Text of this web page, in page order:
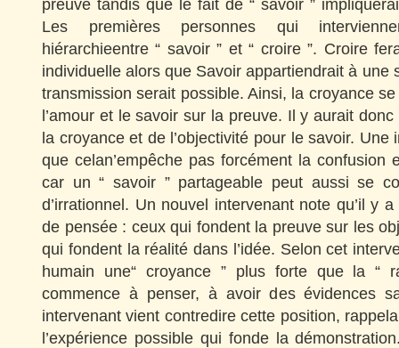
preuve tandis que le fait de “ savoir ”
Les premières personnes qui
hiérarchieentre “ savoir ” et “ croire ”. Croire
individuelle alors que Savoir appartiendrait à une
transmission serait possible. Ainsi, la croyance
l’amour et le savoir sur la preuve. Il y aurait
la croyance et de l’objectivité pour le savoir. Une
que celan’empêche pas forcément la confusion
car un “ savoir ” partageable peut aussi se
d’irrationnel. Un nouvel intervenant note qu’il y
de pensée : ceux qui fondent la preuve sur les
qui fondent la réalité dans l’idée. Selon cet
humain une“ croyance ” plus forte que la “
commence à penser, à avoir des évidences
intervenant vient contredire cette position,
l’expérience possible qui fonde la